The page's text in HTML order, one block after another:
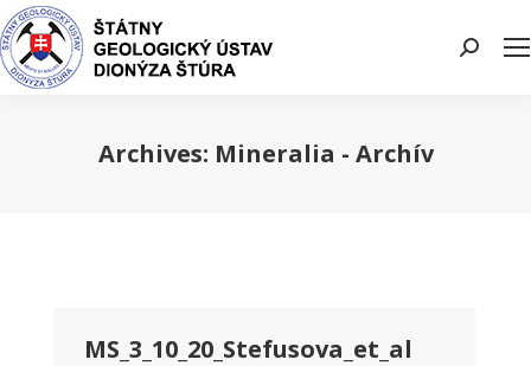
Search:
Archives: Mineralia - Archív
MS_3_10_20_Stefusova_et_al